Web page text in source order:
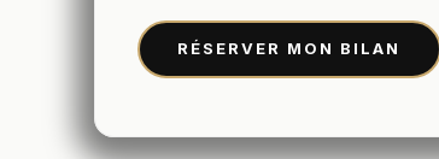
RÉSERVER MON BILAN